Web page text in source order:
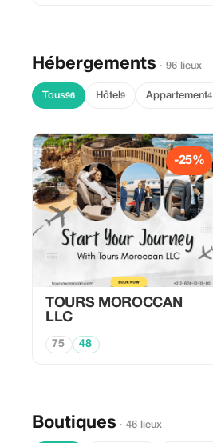
Hébergements · 96 lieux
Tous96 Hôtel 9 Appartement4
-25%
TOURS MOROCCAN
LLC
75 48
Boutiques · 46 lieux